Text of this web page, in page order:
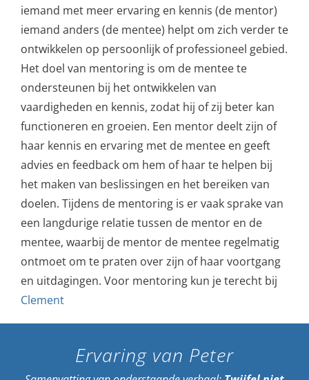
iemand met meer ervaring en kennis (de mentor)
iemand anders (de mentee) helpt om zich verder te
ontwikkelen op persoonlijk of professioneel gebied.
Het doel van mentoring is om de mentee te
ondersteunen bij het ontwikkelen van
vaardigheden en kennis, zodat hij of zij beter kan
functioneren en groeien. Een mentor deelt zijn of
haar kennis en ervaring met de mentee en geeft
advies en feedback om hem of haar te helpen bij
het maken van beslissingen en het bereiken van
doelen. Tijdens de mentoring is er vaak sprake van
een langdurige relatie tussen de mentor en de
mentee, waarbij de mentor de mentee regelmatig
ontmoet om te praten over zijn of haar voortgang
en uitdagingen. Voor mentoring kun je terecht bij
Clement
Ervaring van Peter